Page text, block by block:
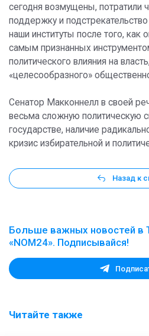
сегодня возмущены, потратили
поддержку и
наши институты после того, как
самым признанных
политического влияния на
«целесообразного»
Сенатор Макконнелл в своей
весьма сложную политическую
государстве, наличие
кризис избирательной и
Назад к
Больше важных новостей в
«NOM24». Подписывайся!
Читайте также